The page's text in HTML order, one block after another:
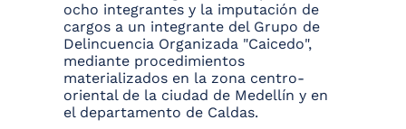
ocho integrantes y la imputación de
cargos a un integrante del Grupo de
Delincuencia Organizada "Caicedo",
mediante procedimientos
materializados en la zona centro-
oriental de la ciudad de Medellín y en
el departamento de Caldas.